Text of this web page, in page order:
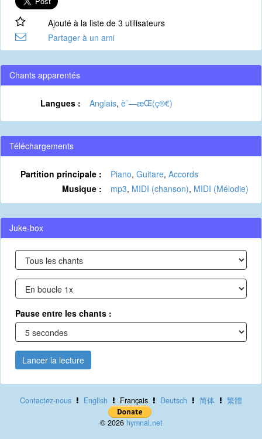
Ajouté à la liste de 3 utilisateurs
Partager à un ami
Chants apparentés
Langues : Anglais, è¯—æ­Œ(ç®€)
Téléchargements
Partition principale : Piano, Guitare, Accords
Musique :
mp3, MIDI (chanson), MIDI (Mélodie)
Juke-box
Pause entre les chants :
Lancer la lecture
Contactez-nous English Français Deutsch 简体 繁體
© 2026 hymnal.net